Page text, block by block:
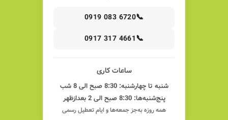
📞
0919 083 6720
📞
0917 317 4661
ساعات کاری
شنبه تا چهارشنبه: 8:30 صبح الی 8 شب
پنج‌شنبه‌ها: 8:30 صبح الی 2 بعدازظهر
همه روزه به‌جز جمعه‌ها و ایام تعطیل رسمی